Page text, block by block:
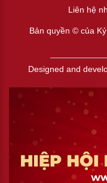
Liên hệ
Bản quyền © của
Designed and